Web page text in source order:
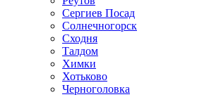
Сергиев Посад
Солнечногорск
Сходня
Талдом
Химки
Хотьково
Черноголовка